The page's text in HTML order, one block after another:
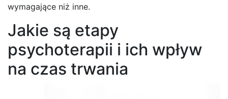
wymagające niż inne.
Jakie są etapy
psychoterapii i ich wpływ
na czas trwania